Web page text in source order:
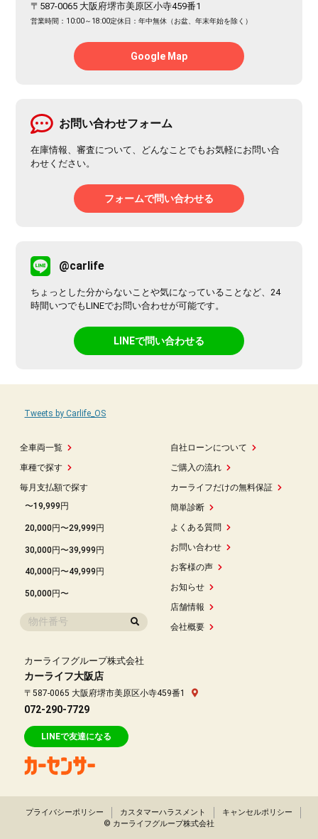
〒587-0065 大阪府堺市美原区小寺459番1
営業時間：10:00～18:00定休日：年中無休（お盆、年末年始を除く）
Google Map
お問い合わせフォーム
在庫情報、審査について、どんなことでもお気軽にお問い合
わせください。
フォームで問い合わせる
@carlife
ちょっとした分からないことや気になっていることなど、24
時間いつでもLINEでお問い合わせが可能です。
LINEで問い合わせる
全車両一覧
車種で探す
毎月支払額で探す
〜19,999円
20,000円〜29,999円
30,000円〜39,999円
40,000円〜49,999円
50,000円〜
自社ローンについて
ご購入の流れ
カーライフだけの無料保証
簡単診断
よくある質問
お問い合わせ
お客様の声
お知らせ
店舗情報
会社概要
Tweets by Carlife_OS
カーライフグループ株式会社
カーライフ大阪店
〒587-0065 大阪府堺市美原区小寺459番1
072-290-7729
LINEで友達になる
プライバシーポリシー カスタマーハラスメント
キャンセルポリシー
© カーライフグループ株式会社